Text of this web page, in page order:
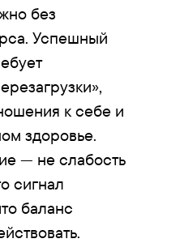
без
Успешный
к себе и
здоровье.
— не слабость
сигнал
баланс